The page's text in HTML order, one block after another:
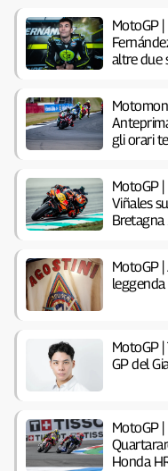
MotoGP
altre due
gli orari
MotoGP
Viñales
MotoGP
MotoGP
GP del
MotoGP
Honda